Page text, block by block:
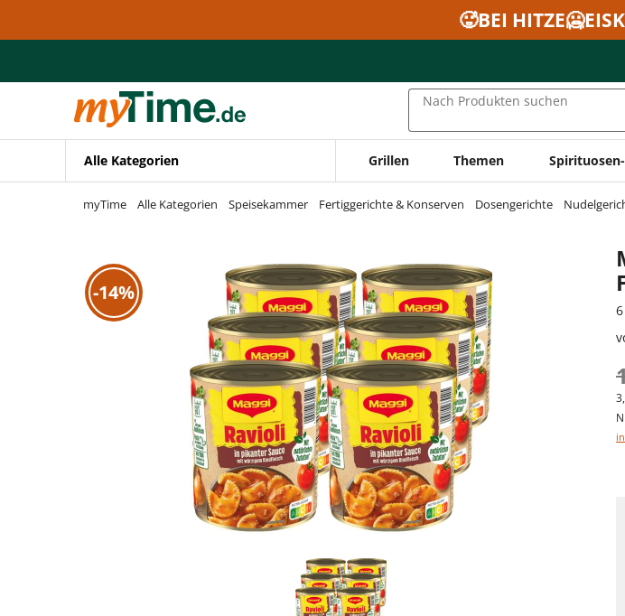
Zur Navigation springen
🥵BEI
Nach Produkten suchen
Alle Kategorien Grillen Themen
myTime Alle Kategorien Speisekammer Fertiggerichte & Konserven Dosengerichte
-14%